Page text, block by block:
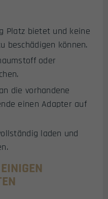
Platz bietet und keine
beschädigen können.
oder
die vorhandene
einen Adapter auf
laden und